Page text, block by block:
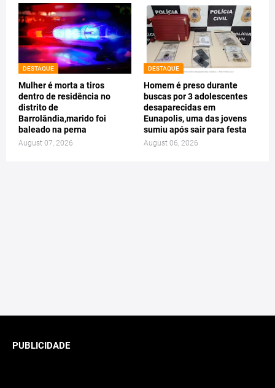
DESTAQUE
Mulher é morta a tiros
dentro de residência no
distrito de
Barrolândia,marido foi
baleado na perna
August 07, 2026
DESTAQUE
Homem é preso durante
buscas por 3 adolescentes
desaparecidas em
Eunapolis, uma das jovens
sumiu após sair para festa
August 06, 2026
PUBLICIDADE